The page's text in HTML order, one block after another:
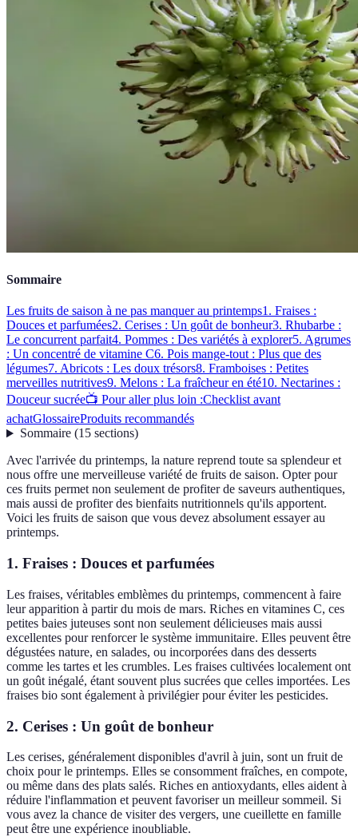
Sommaire
Les fruits de saison à ne pas manquer au printemps1. Fraises :
Douces et parfumées2. Cerises : Un goût de bonheur3. Rhubarbe :
Le concurrent parfait4. Pommes : Des variétés à explorer5. Agrumes
: Un concentré de vitamine C6. Pois mange-tout : Plus que des
légumes7. Abricots : Les doux trésors8. Framboises : Petites
merveilles nutritives9. Melons : La fraîcheur en été10. Nectarines :
Douceur sucrée📺 Pour aller plus loin :Checklist avant
achatGlossaireProduits recommandés
Sommaire(15 sections)
Avec l'arrivée du printemps, la nature reprend toute sa splendeur et
nous offre une merveilleuse variété de fruits de saison. Opter pour
ces fruits permet non seulement de profiter de saveurs authentiques,
mais aussi de profiter des bienfaits nutritionnels qu'ils apportent.
Voici les fruits de saison que vous devez absolument essayer au
printemps.
1. Fraises : Douces et parfumées
Les fraises, véritables emblèmes du printemps, commencent à faire
leur apparition à partir du mois de mars. Riches en vitamines C, ces
petites baies juteuses sont non seulement délicieuses mais aussi
excellentes pour renforcer le système immunitaire. Elles peuvent être
dégustées nature, en salades, ou incorporées dans des desserts
comme les tartes et les crumbles. Les fraises cultivées localement ont
un goût inégalé, étant souvent plus sucrées que celles importées. Les
fraises bio sont également à privilégier pour éviter les pesticides.
2. Cerises : Un goût de bonheur
Les cerises, généralement disponibles d'avril à juin, sont un fruit de
choix pour le printemps. Elles se consomment fraîches, en compote,
ou même dans des plats salés. Riches en antioxydants, elles aident à
réduire l'inflammation et peuvent favoriser un meilleur sommeil. Si
vous avez la chance de visiter des vergers, une cueillette en famille
peut être une expérience inoubliable.